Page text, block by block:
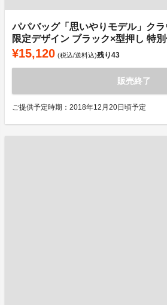
パパバッグ「思いやりモデル」ク
限定デザイン ブラック×型押し 特
¥15,120 (税込/送料込)残り43
販売終了
ご提供予定時期：2018年12月20日頃予定